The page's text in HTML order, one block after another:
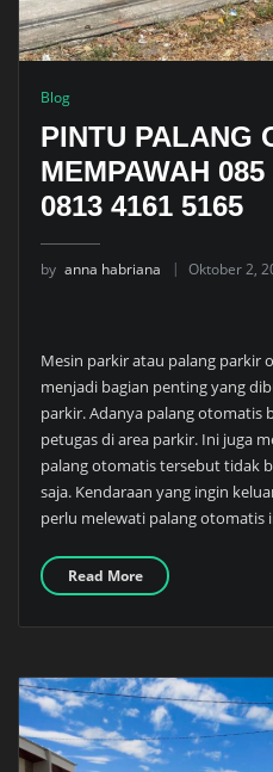
Blog
PINTU PALANG
MEMPAWAH
0813 4161 5165
by anna habriana Oktober 2,
Mesin parkir atau palang parkir
menjadi bagian penting yang
parkir. Adanya palang otomatis
petugas di area parkir. Ini juga
palang otomatis tersebut tidak
saja. Kendaraan yang ingin
perlu melewati palang otomatis
Read More